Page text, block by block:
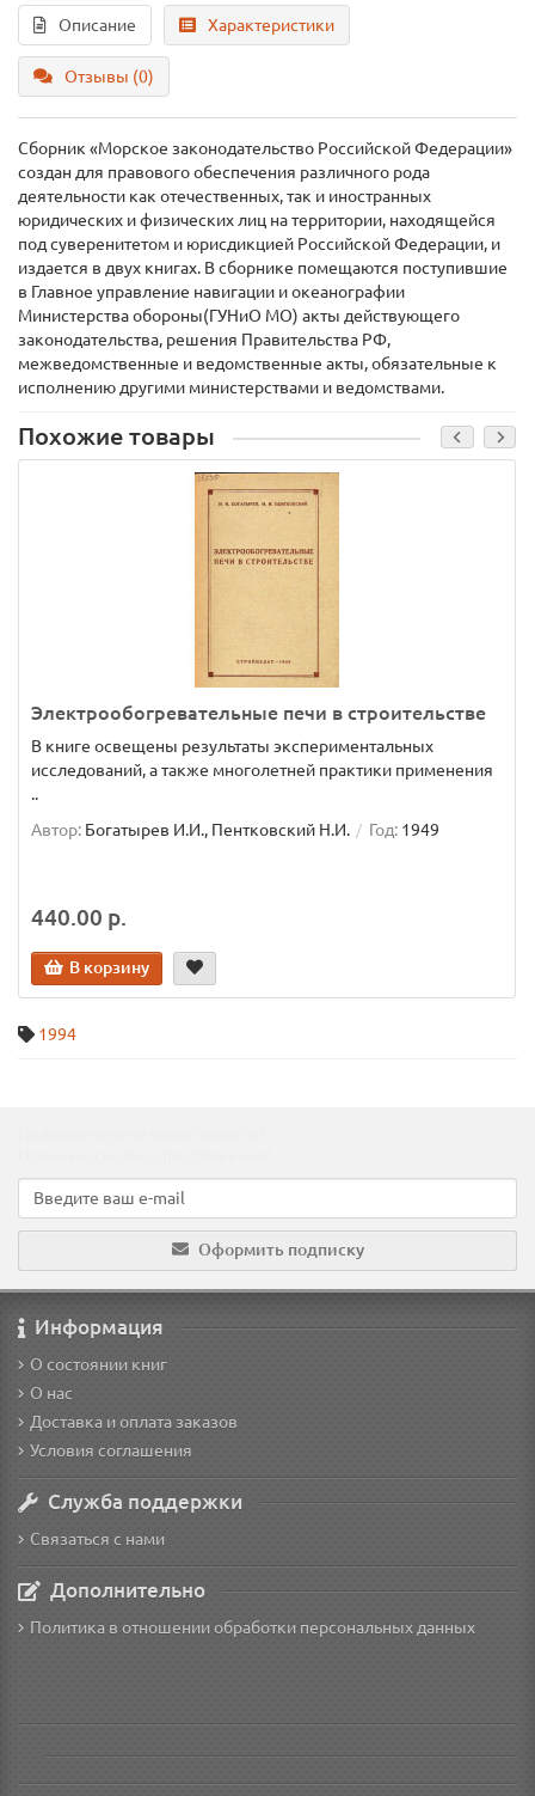
Описание Характеристики
Отзывы (0)
Сборник «Морское законодательство Российской Федерации»
создан для правового обеспечения различного рода
деятельности как отечественных, так и иностранных
юридических и физических лиц на территории, находящейся
под суверенитетом и юрисдикцией Российской Федерации, и
издается в двух книгах. В сборнике помещаются поступившие
в Главное управление навигации и океанографии
Министерства обороны(ГУНиО МО) акты действующего
законодательства, решения Правительства РФ,
межведомственные и ведомственные акты, обязательные к
исполнению другими министерствами и ведомствами.
Похожие товары
Электрообогревательные печи в строительстве
В книге освещены результаты экспериментальных
исследований, а также многолетней практики применения
..
Автор: Богатырев И.И., Пентковский Н.И. Год: 1949
440.00 р.
В корзину
1994
Оформить подписку
Информация
О состоянии книг
О нас
Доставка и оплата заказов
Условия соглашения
Служба поддержки
Связаться с нами
Дополнительно
Политика в отношении обработки персональных данных